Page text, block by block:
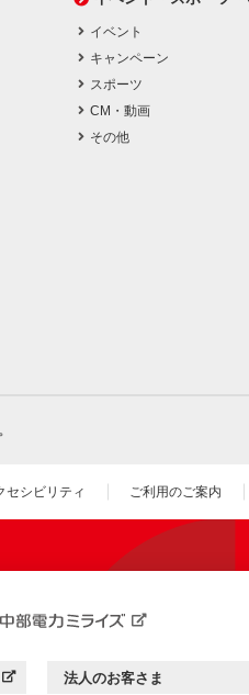
イベント
キャンペーン
スポーツ
CM・動画
その他
セシビリティ ご利用のご案内
中部電力ミライズ：
法人のお客さま
（新しいウィンドウを開きま